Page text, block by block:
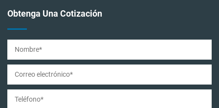
Obtenga Una Cotización